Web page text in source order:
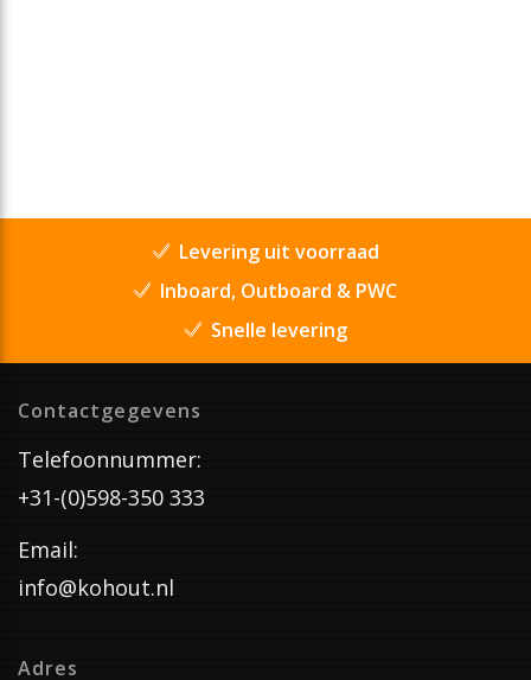
Levering uit voorraad
Inboard, Outboard & PWC
Snelle levering
Contactgegevens
Telefoonnummer:
+31-(0)598-350 333
Email:
info@kohout.nl
Adres